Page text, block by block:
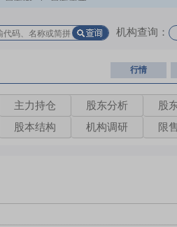
机构查询：
行情
主力持仓 股东分析 股
股本结构 机构调研 限